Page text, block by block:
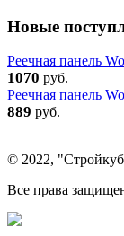
Новые
Реечная панель
1070 руб.
Реечная панель
889 руб.
© 2022,
Все права